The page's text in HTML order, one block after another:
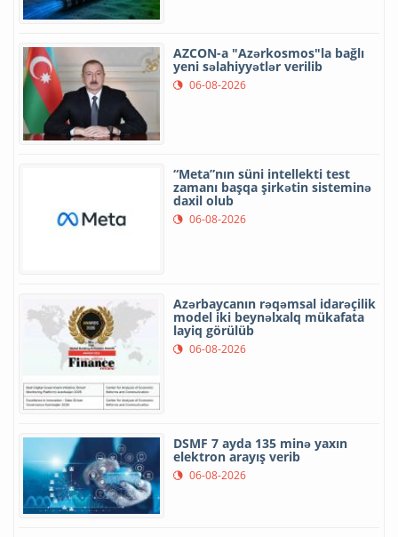
AZCON-a "Azərkosmos"la bağlı
yeni səlahiyyətlər verilib
06-08-2026
“Meta”nın süni intellekti test
zamanı başqa şirkətin sisteminə
daxil olub
06-08-2026
Azərbaycanın rəqəmsal idarəçilik
model iki beynəlxalq mükafata
layiq görülüb
06-08-2026
DSMF 7 ayda 135 minə yaxın
elektron arayış verib
06-08-2026